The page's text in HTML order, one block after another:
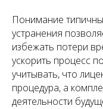
Понимание
устранения
избежать потери
ускорить процесс
учитывать, что
процедура, а
деятельности